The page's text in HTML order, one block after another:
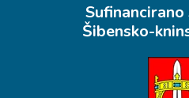
Šibensko-